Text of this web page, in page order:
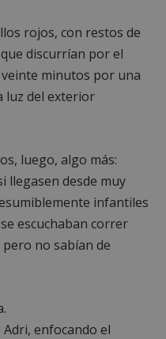
rojos, con restos de
discurrían por el
minutos por una
luz del exterior
luego, algo más:
llegasen desde muy
infantiles
escuchaban correr
no sabían de
enfocando el